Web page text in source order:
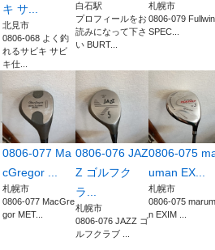
キ サ...
北見市
0806-068 よく釣
れるサビキ サビ
キ仕...
白石駅
プロフィールをお
読みになって下さ
い BURT...
札幌市
0806-079
SPEC...
0806-077 Ma
cGregor ...
札幌市
0806-077 MacGre
gor MET...
0806-076 JAZ
Z ゴルフク
ラ...
札幌市
0806-076 JAZZ ゴ
ルフクラブ ...
0806-075
uman EX...
札幌市
0806-075
n EXIM ...